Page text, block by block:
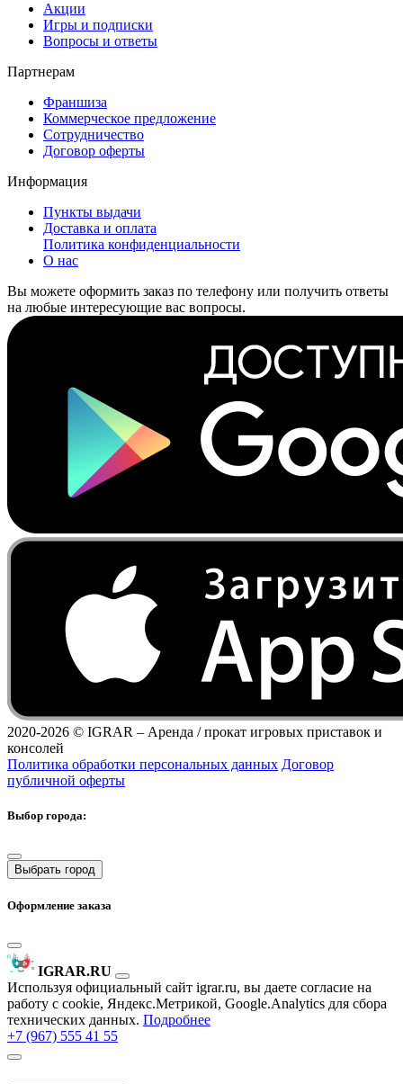
Акции
Игры и подписки
Вопросы и ответы
Партнерам
Франшиза
Коммерческое предложение
Сотрудничество
Договор оферты
Информация
Пункты выдачи
Доставка и оплата
Политика конфиденциальности
О нас
Вы можете оформить заказ по телефону или получить ответы
на любые интересующие вас вопросы.
2020-2026 © IGRAR – Аренда / прокат игровых приставок и
консолей
Политика обработки персональных данных Договор
публичной оферты
Выбор города:
Выбрать город
Оформление заказа
IGRAR.RU
Используя официальный сайт igrar.ru, вы даете согласие на
работу с cookie, Яндекс.Метрикой, Google.Analytics для сбора
технических данных. Подробнее
+7 (967) 555 41 55